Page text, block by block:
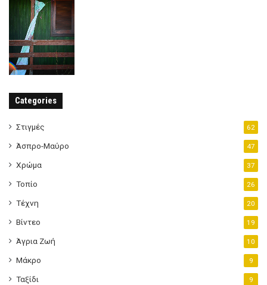
Categories
Στιγμές 62
Άσπρο-Μαύρο 47
Χρώμα 37
Τοπίο 26
Τέχνη 20
Βίντεο 19
Άγρια Ζωή 10
Μάκρο 9
Ταξίδι 9